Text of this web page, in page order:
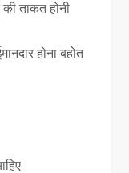
ताकत होनी
होना बहोत